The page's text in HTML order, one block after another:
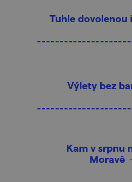
Tuhle dovolenou
Výlety bez
Kam v srpnu
Moravě